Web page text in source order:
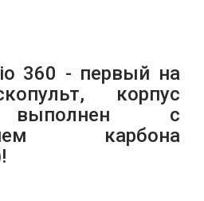
360 - первый на
корпус
выполнен с
карбона